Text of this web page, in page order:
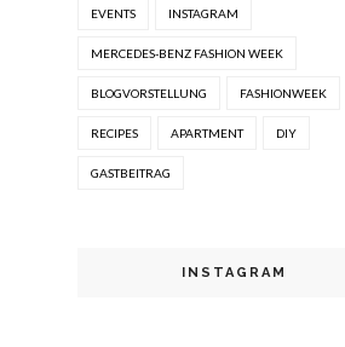
EVENTS INSTAGRAM
MERCEDES-BENZ FASHION WEEK
BLOGVORSTELLUNG FASHIONWEEK
RECIPES APARTMENT DIY
GASTBEITRAG
INSTAGRAM